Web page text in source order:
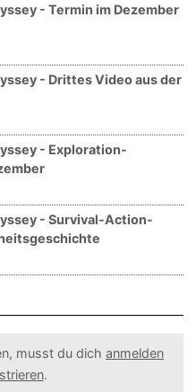
- Termin im Dezember
- Drittes Video aus der
- Exploration-
- Survival-Action-
musst du dich anmelden
.